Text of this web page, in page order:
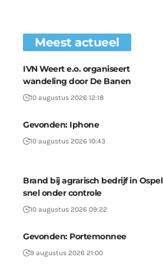
Meest actueel
IVN Weert e.o. organiseert
wandeling door De Banen
10 augustus 2026 12:18
Gevonden: Iphone
10 augustus 2026 10:43
Brand bij agrarisch bedrijf in Ospel
snel onder controle
10 augustus 2026 09:22
Gevonden: Portemonnee
9 augustus 2026 21:00